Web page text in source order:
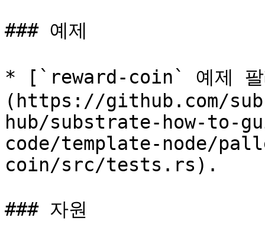
### 예제
* [`reward-coin` 예제 팔
(https://github.com/
hub/substrate-how-to-
code/template-node/
coin/src/tests.rs).
### 자원